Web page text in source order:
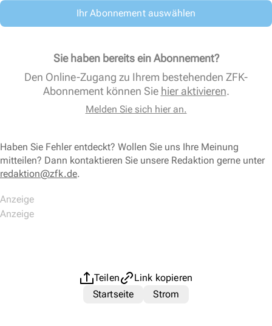
Ihr Abonnement auswählen
Sie haben bereits ein Abonnement?
Den Online-Zugang zu Ihrem bestehenden ZFK-
Abonnement können Sie hier aktivieren.
Melden Sie sich hier an.
Haben Sie Fehler entdeckt? Wollen Sie uns Ihre Meinung
mitteilen? Dann kontaktieren Sie unsere Redaktion gerne unter
redaktion@zfk.de.
Teilen
Link kopieren
Startseite
Strom